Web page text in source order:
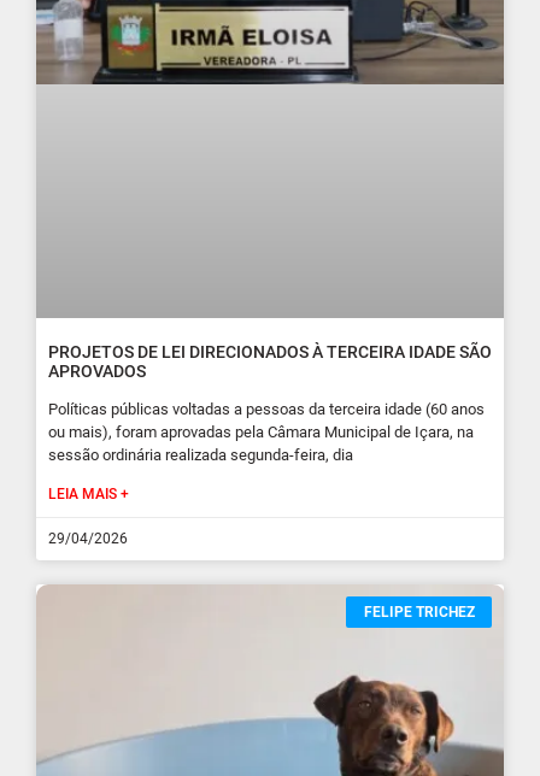
PROJETOS DE LEI DIRECIONADOS À TERCEIRA IDADE SÃO
APROVADOS
Políticas públicas voltadas a pessoas da terceira idade (60 anos
ou mais), foram aprovadas pela Câmara Municipal de Içara, na
sessão ordinária realizada segunda-feira, dia
LEIA MAIS +
29/04/2026
FELIPE TRICHEZ